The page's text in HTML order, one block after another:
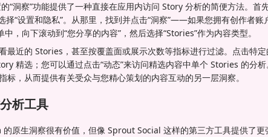
“洞察”功能提供了一种直接在应用内访问 Story 分析的简便方法。首
择“设置和隐私”。从那里，找到并点击“洞察”——如果您拥有创作者账
中，向下滚动到“您分享的内容”，然后选择“Stories”作为内容类型。
最近的 Stories，甚至按覆盖面或展示次数等指标进行过滤。点击特
精选；您可以通过点击“动态”来访问精选内容中单个 Stories 的分
标，从而提供有关受众与您精心策划的内容互动的另一层洞察。
析工具
原生洞察很有价值，但像 Sprout Social 这样的第三方工具提供了更